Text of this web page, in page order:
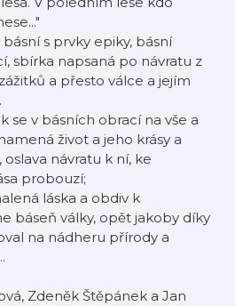
s prvky epiky, básní
sbírka napsaná po návratu z
a přesto válce a jejím
se v básních obrací na vše a
život a jeho krásy a
návratu k ní, ke
probouzí;
láska a obdiv k
báseň války, opět jakoby díky
na nádheru přírody a
Zdeněk Štěpánek a Jan